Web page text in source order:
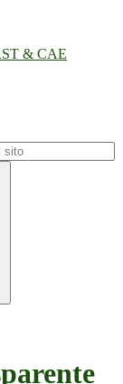
& CAE